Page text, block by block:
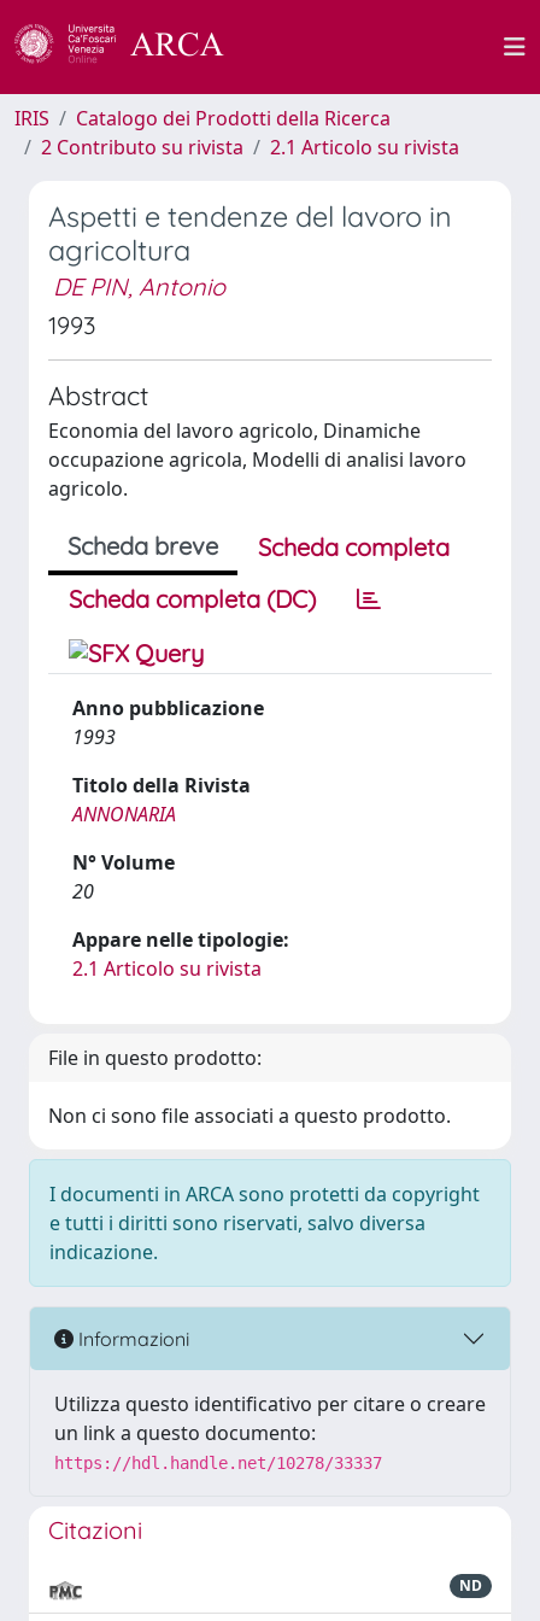
IRIS
Catalogo dei Prodotti della Ricerca
2 Contributo su rivista
2.1 Articolo su rivista
Aspetti e tendenze del lavoro in
agricoltura
DE PIN, Antonio
1993
Abstract
Economia del lavoro agricolo, Dinamiche
occupazione agricola, Modelli di analisi lavoro
agricolo.
Scheda breve
Scheda completa
Scheda completa (DC)
Anno pubblicazione
1993
Titolo della Rivista
ANNONARIA
N° Volume
20
Appare nelle tipologie:
2.1 Articolo su rivista
File in questo prodotto:
Non ci sono file associati a questo prodotto.
I documenti in ARCA sono protetti da copyright
e tutti i diritti sono riservati, salvo diversa
indicazione.
Informazioni
Utilizza questo identificativo per citare o creare
un link a questo documento:
https://hdl.handle.net/10278/33337
Citazioni
ND